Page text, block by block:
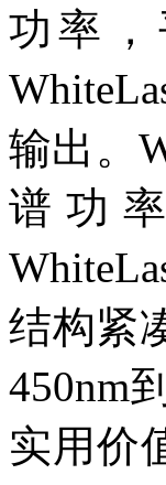
功率，
输出。
谱功
结构紧
450nm
实用价